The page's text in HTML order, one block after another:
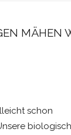
MÄHEN
schon